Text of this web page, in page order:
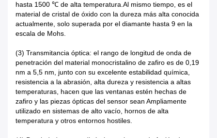
hasta 1500 ℃ de alta temperatura.Al mismo tiempo, es el
material de cristal de óxido con la dureza más alta conocida
actualmente, solo superada por el diamante hasta 9 en la
escala de Mohs.
(3) Transmitancia óptica: el rango de longitud de onda de
penetración del material monocristalino de zafiro es de 0,19
nm a 5,5 nm, junto con su excelente estabilidad química,
resistencia a la abrasión, alta dureza y resistencia a altas
temperaturas, hacen que las ventanas estén hechas de
zafiro y las piezas ópticas del sensor sean Ampliamente
utilizado en sistemas de alto vacío, hornos de alta
temperatura y otros entornos hostiles.